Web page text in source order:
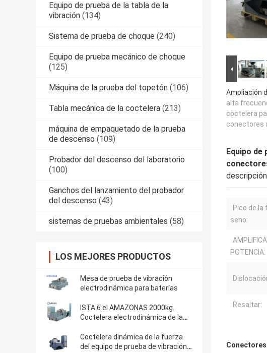
Equipo de prueba de la tabla de la
vibración (134)
Sistema de prueba de choque (240)
Equipo de prueba mecánico de choque
(125)
Máquina de la prueba del topetón (106)
Tabla mecánica de la coctelera (213)
máquina de empaquetado de la prueba
de descenso (109)
Probador del descenso del laboratorio
(100)
Ganchos del lanzamiento del probador
del descenso (43)
sistemas de pruebas ambientales (58)
LOS MEJORES PRODUCTOS
Mesa de prueba de vibración
electrodinámica para baterías
ISTA 6 el AMAZONAS 2000kg.
Coctelera electrodinámica de la
Coctelera dinámica de la fuerza
del equipo de prueba de vibración
Ampliación
alta
coctelera
conectores
Equipo
descripción
Pico de la
seno:
POTENCIA:
Resaltar: